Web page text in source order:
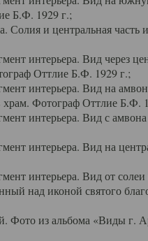
Б.Ф. 1929 г.;
и центральная часть
интерьера. Вид через
Оттлие Б.Ф. 1929 г.;
интерьера. Вид на
храм. Фотограф Оттлие Б.Ф.
интерьера. Вид с амвона
интерьера. Вид на
интерьера. Вид от солеи
над иконой святого
из альбома «Виды г.